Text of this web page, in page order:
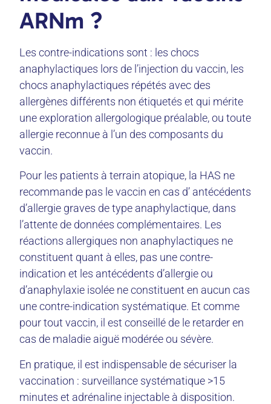
ARNm ?
Les contre-indications sont : les chocs
anaphylactiques lors de l’injection du vaccin, les
chocs anaphylactiques répétés avec des
allergènes différents non étiquetés et qui mérite
une exploration allergologique préalable, ou toute
allergie reconnue à l’un des composants du
vaccin.
Pour les patients à terrain atopique, la HAS ne
recommande pas le vaccin en cas d’ antécédents
d’allergie graves de type anaphylactique, dans
l’attente de données complémentaires. Les
réactions allergiques non anaphylactiques ne
constituent quant à elles, pas une contre-
indication et les antécédents d’allergie ou
d’anaphylaxie isolée ne constituent en aucun cas
une contre-indication systématique. Et comme
pour tout vaccin, il est conseillé de le retarder en
cas de maladie aiguë modérée ou sévère.
En pratique, il est indispensable de sécuriser la
vaccination : surveillance systématique >15
minutes et adrénaline injectable à disposition.